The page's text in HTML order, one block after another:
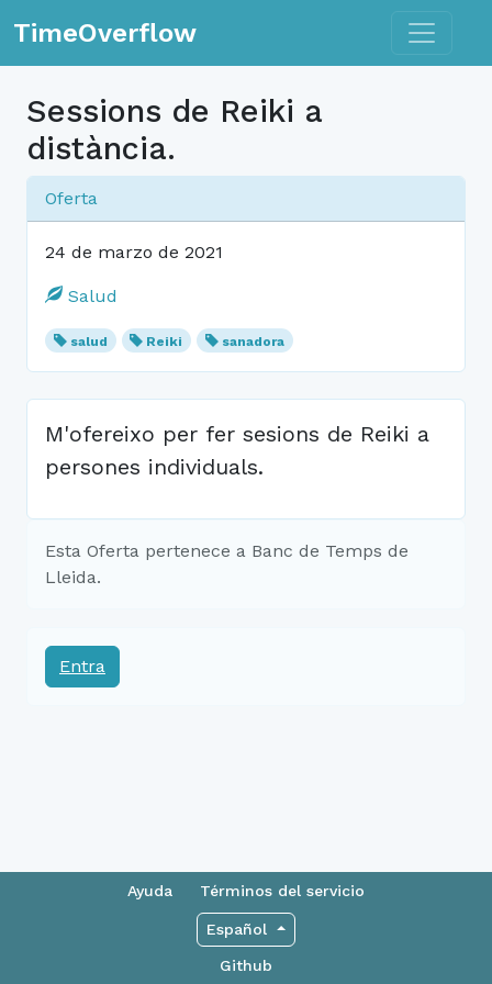
TimeOverflow Toggle
Sessions de Reiki a
distància.
Oferta
24 de marzo de 2021
Salud
salud Reiki sanadora
M'ofereixo per fer sesions de Reiki a
persones individuals.
Esta Oferta pertenece a Banc de Temps de
Lleida.
Entra
Ayuda Términos del servicio
Español
Github